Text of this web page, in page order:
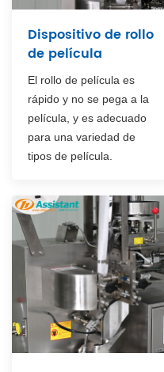
Dispositivo de rollo
de película
El rollo de película es
rápido y no se pega a la
película, y es adecuado
para una variedad de
tipos de película.